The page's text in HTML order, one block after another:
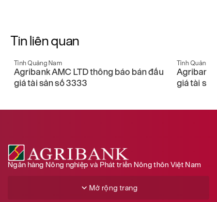
Tin liên quan
Tỉnh Quảng Nam
Agribank AMC LTD thông báo bán đấu
giá tài sản số 3333
Tỉnh Quảng
Agribank
giá tài
Ngân hàng Nông nghiệp và Phát triển Nông thôn Việt Nam
Mở rộng trang